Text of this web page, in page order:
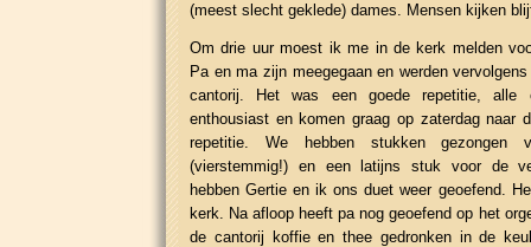
(meest slecht geklede) dames. Mensen kijken
Om drie uur moest ik me in de kerk melden
Pa en ma zijn meegegaan en werden
cantorij. Het was een goede repetitie, alle
enthousiast en komen graag op zaterdag naar
repetitie. We hebben stukken gezongen
(vierstemmig!) en een latijns stuk voor de
hebben Gertie en ik ons duet weer geoefend.
kerk. Na afloop heeft pa nog geoefend op het
de cantorij koffie en thee gedronken in de